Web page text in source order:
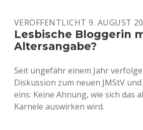
VERÖFFENTLICHT 9. AUGUST
Lesbische Bloggerin
Altersangabe?
Seit ungefähr einem Jahr
Diskussion zum neuen JMStV
eins: Keine Ahnung, wie sich das
Karnele auswirken wird.